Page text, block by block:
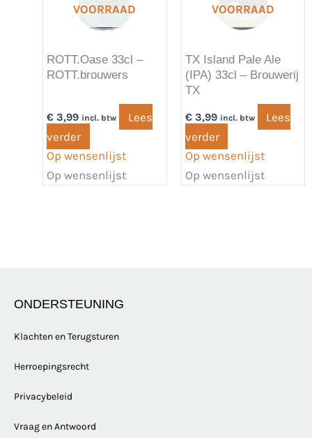
VOORRAAD
ROTT.Oase 33cl –
ROTT.brouwers
€ 3,99 incl. btw
Lees
verder
Op wensenlijst
Op wensenlijst
VOORRAAD
TX Island Pale Ale
(IPA) 33cl – Brouwerij
TX
€3,99 incl. btw
Lees
verder
Op wensenlijst
Op wensenlijst
ONDERSTEUNING
Klachten en Terugsturen
Herroepingsrecht
Privacybeleid
Vraag en Antwoord